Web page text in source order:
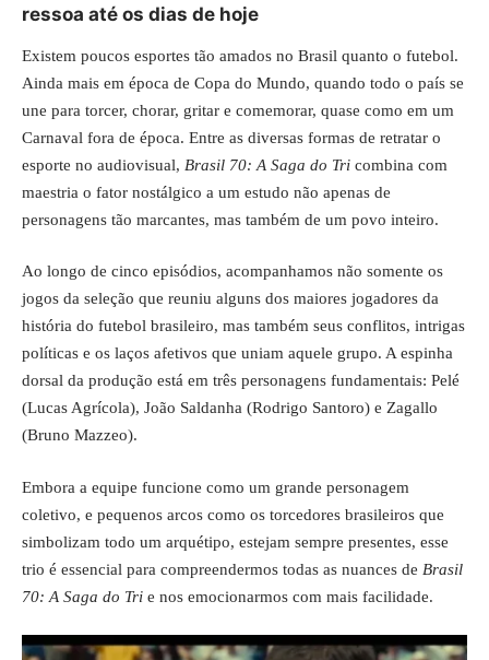
ressoa até os dias de hoje
Existem poucos esportes tão amados no Brasil quanto o futebol.
Ainda mais em época de Copa do Mundo, quando todo o país se
une para torcer, chorar, gritar e comemorar, quase como em um
Carnaval fora de época. Entre as diversas formas de retratar o
esporte no audiovisual, Brasil 70: A Saga do Tri combina com
maestria o fator nostálgico a um estudo não apenas de
personagens tão marcantes, mas também de um povo inteiro.
Ao longo de cinco episódios, acompanhamos não somente os
jogos da seleção que reuniu alguns dos maiores jogadores da
história do futebol brasileiro, mas também seus conflitos, intrigas
políticas e os laços afetivos que uniam aquele grupo. A espinha
dorsal da produção está em três personagens fundamentais: Pelé
(Lucas Agrícola), João Saldanha (Rodrigo Santoro) e Zagallo
(Bruno Mazzeo).
Embora a equipe funcione como um grande personagem
coletivo, e pequenos arcos como os torcedores brasileiros que
simbolizam todo um arquétipo, estejam sempre presentes, esse
trio é essencial para compreendermos todas as nuances de Brasil
70: A Saga do Tri e nos emocionarmos com mais facilidade.